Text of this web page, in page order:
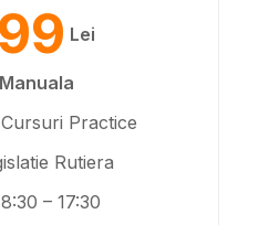
Lei
Practice
Rutiera
– 17:30